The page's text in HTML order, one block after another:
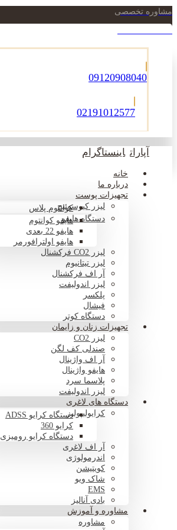
مشاوره تخصصی
09120908040
02191012577
آپارات اینستاگرام
خانه
درباره ما
تجهیزات پوست
لیزر کیوسوئیچکوانتوم پلاس
دستگاه هایفوهایفو کوانتوم
هایفو 22 بعدی
هایفو اولترافورمر
لیزر CO2 فرکشنال
لیزر تیتانیوم
آر اف فرکشنال
لیزر اندولیفت
پلکسر
فیشال
دستگاه کوتر
تجهیزات زنان و زایمان
لیزر CO2
صندلی کف لگن
آر اف واژینال
هایفو واژینال
پلاسما سرد
لیزر اندولیفت
دستگاه های لاغری
کرایولیپولیزدستگاه کرایو ADSS
کرایو 360
دستگاه کرایو رومیزی
آر اف لاغری
اندرمولوژی
کویتیشن
شاک ویو
EMS
بادی آنالیز
مشاوره و آموزش
مشاوره